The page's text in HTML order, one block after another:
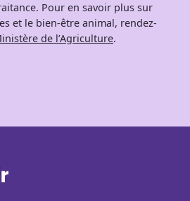
Pour en savoir plus sur
et le bien-être animal, rendez-
de l’Agriculture.